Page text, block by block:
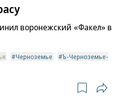
воронежский «Факел» в
Черноземье
Ъ-Черноземье-